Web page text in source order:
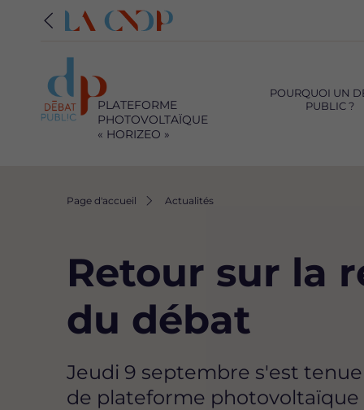
PLATEFORME
PHOTOVOLTAÏQUE
« HORIZEO »
principale
POURQUOI UN DÉBAT
PUBLIC ?
Fil
Page d'accueil Actualités
Retour sur la
du débat
Jeudi 9 septembre s'est
de plateforme photovoltaïque